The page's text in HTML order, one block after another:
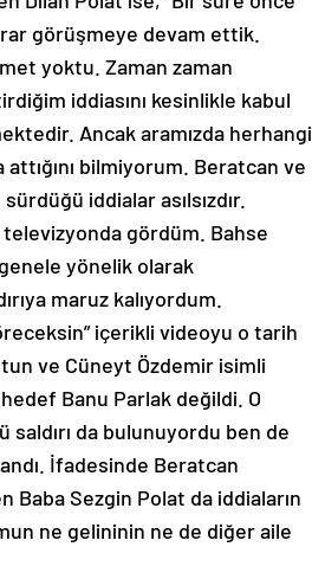
görüşmeye devam ettik.
yoktu. Zaman zaman
iddiasını kesinlikle kabul
Ancak aramızda herhangi
bilmiyorum. Beratcan ve
iddialar asılsızdır.
televizyonda gördüm. Bahse
yönelik olarak
maruz kalıyordum.
içerikli videoyu o tarih
ve Cüneyt Özdemir isimli
Banu Parlak değildi. O
saldırı da bulunuyordu ben de
İfadesinde Beratcan
Baba Sezgin Polat da iddiaların
ne gelininin ne de diğer aile